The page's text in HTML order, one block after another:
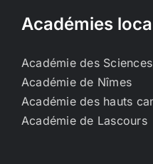
Académies
Académie des
Académie de Nîmes
Académie des hauts
Académie de Lascours